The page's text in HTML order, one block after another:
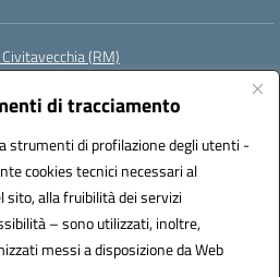
di tracciamento
strumenti di profilazione degli utenti -
cookies tecnici necessari al
alla fruibilità dei servizi
– sono utilizzati, inoltre,
messi a disposizione da Web
(RM)
rmic8b900g@pec.istruzione.it
(IPA): istsc_rmic8b900g
UFP4NO